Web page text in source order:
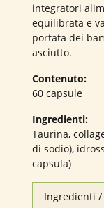
integratori
equilibrata e
portata dei
asciutto.
Contenuto:
60 capsule
Ingredienti:
Taurina,
di sodio),
capsula)
Ingredienti /